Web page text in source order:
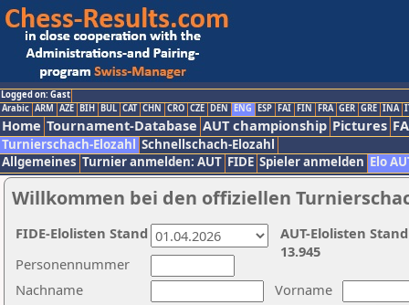
Logged on: Gast
Arabic ARM AZE BIH BUL CAT CHN CRO CZE DEN ENG ESP FAI FIN FRA GER GRE INA
Home Tournament-Database AUT championship Pictures
Turnierschach-Elozahl Schnellschach-Elozahl
Allgemeines Turnier anmelden: AUT FIDE Spieler anmelden Elo
Willkommen bei den offiziellen
Nachname
Vorname
Personennummer
AUT-Elolisten
13.945
FIDE-Elolisten Stand